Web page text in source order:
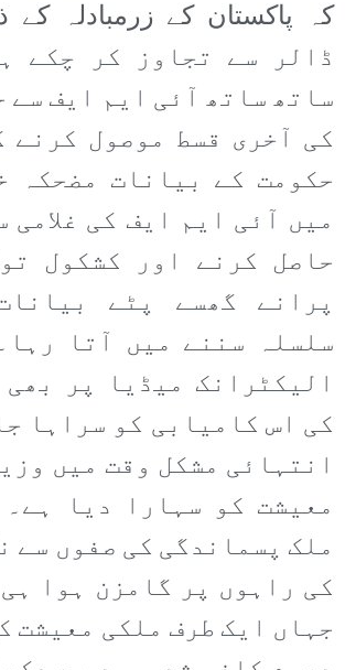
ڈالر سے تجاوز کر چکے
ساتھ ساتھ آئی ایم ایف سے
کی آخری قسط موصول کرنے
حکومت کے بیانات مضحکہ
میں آئی ایم ایف کی غلامی
حاصل کرنے اور کشکول
پرانے گھسے پٹے
سلسلہ سننے میں آتا
الیکٹرانک میڈیا پر
کی اس کامیابی کو سراہا
انتہائی مشکل وقت میں
معیشت کو سہارا دیا
ملک پسماندگی کی صفوں سے
کی راہوں پر گامزن ہوا
جہاں ایک طرف ملکی معیشت